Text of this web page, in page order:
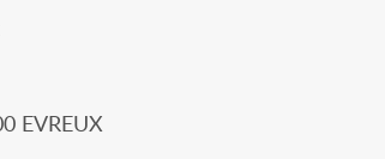
EVREUX